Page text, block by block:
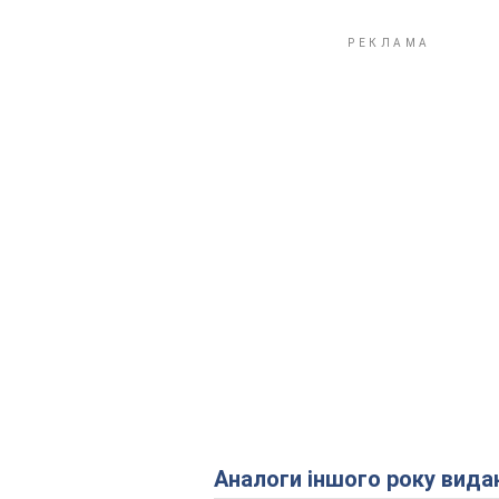
Аналоги іншого року